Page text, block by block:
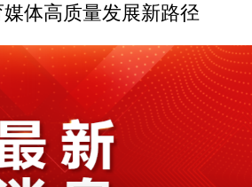
体高质量发展新路径
查
开展红色文化知识答题活动
的通知